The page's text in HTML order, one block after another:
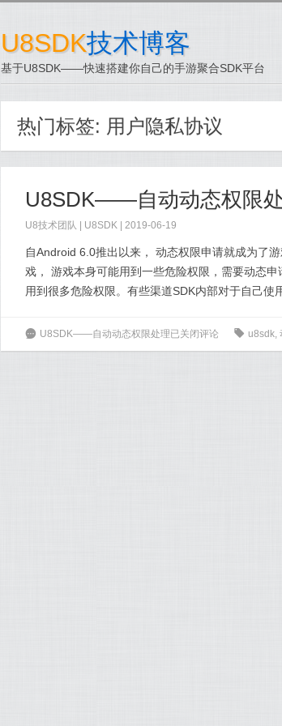
U8SDK技术博客
基于U8SDK——快速搭建你自己的手游聚合SDK平台
热门标签: 用户隐私协议
U8SDK——自动动态权限
U8技术团队 U8SDK | 2019-06-19
自Android 6.0推出以来， 动态权限申请就成为了
戏， 游戏本身可能用到一些危险权限，需要动态
用到很多危险权限。有些渠道SDK内部对于自己使
6 U8SDK——自动动态权限处理已关闭评论 0 u8sdk,